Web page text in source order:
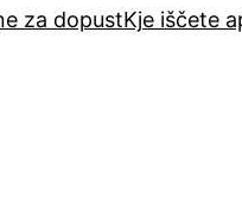
za dopustKje iščete